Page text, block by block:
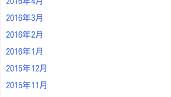
2016年3月
2016年2月
2016年1月
2015年12月
2015年11月